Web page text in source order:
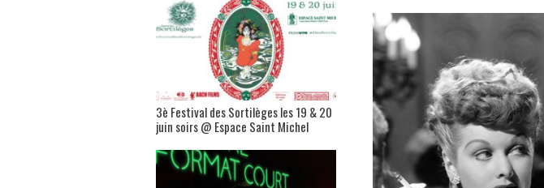
3è Festival des Sortilèges les 19 & 20
juin soirs @ Espace Saint Michel